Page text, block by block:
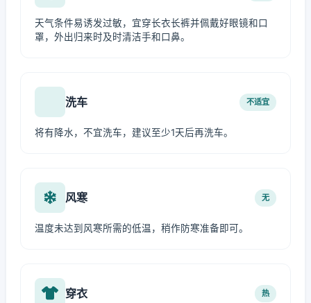
天气条件易诱发过敏，宜穿长衣长裤并佩戴好眼镜和口
罩，外出归来时及时清洁手和口鼻。
洗车 不适宜
将有降水，不宜洗车，建议至少1天后再洗车。
风寒 无
温度未达到风寒所需的低温，稍作防寒准备即可。
穿衣 热